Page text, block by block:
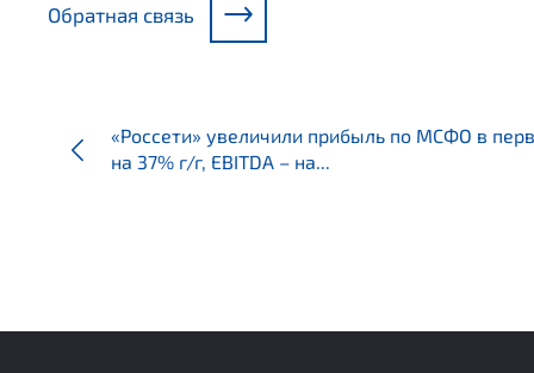
Обратная связь
«Россети» увеличили прибыль по МСФО в
на 37% г/г, EBITDA – на...